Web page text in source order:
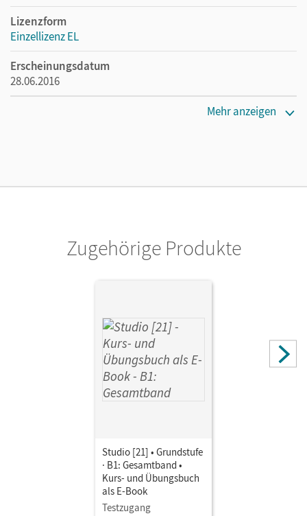
Lizenzform
Einzellizenz EL
Erscheinungsdatum
28.06.2016
512 MB RAM. Mac: Mac OS X ab Version 10.4, Power-PC G3
Cornelsen Verlag
von Eggeling, Rita Maria
Mehr anzeigen
Zugehörige Produkte
Studio [21] • Grundstufe
· B1: Gesamtband •
Kurs- und Übungsbuch
als E-Book
Testzugang